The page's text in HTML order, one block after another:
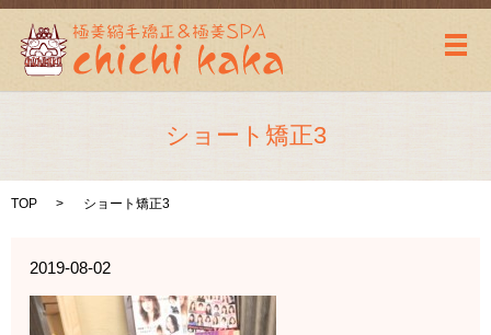
メ
ショート矯正3
TOP ショート矯正3
2019-08-02